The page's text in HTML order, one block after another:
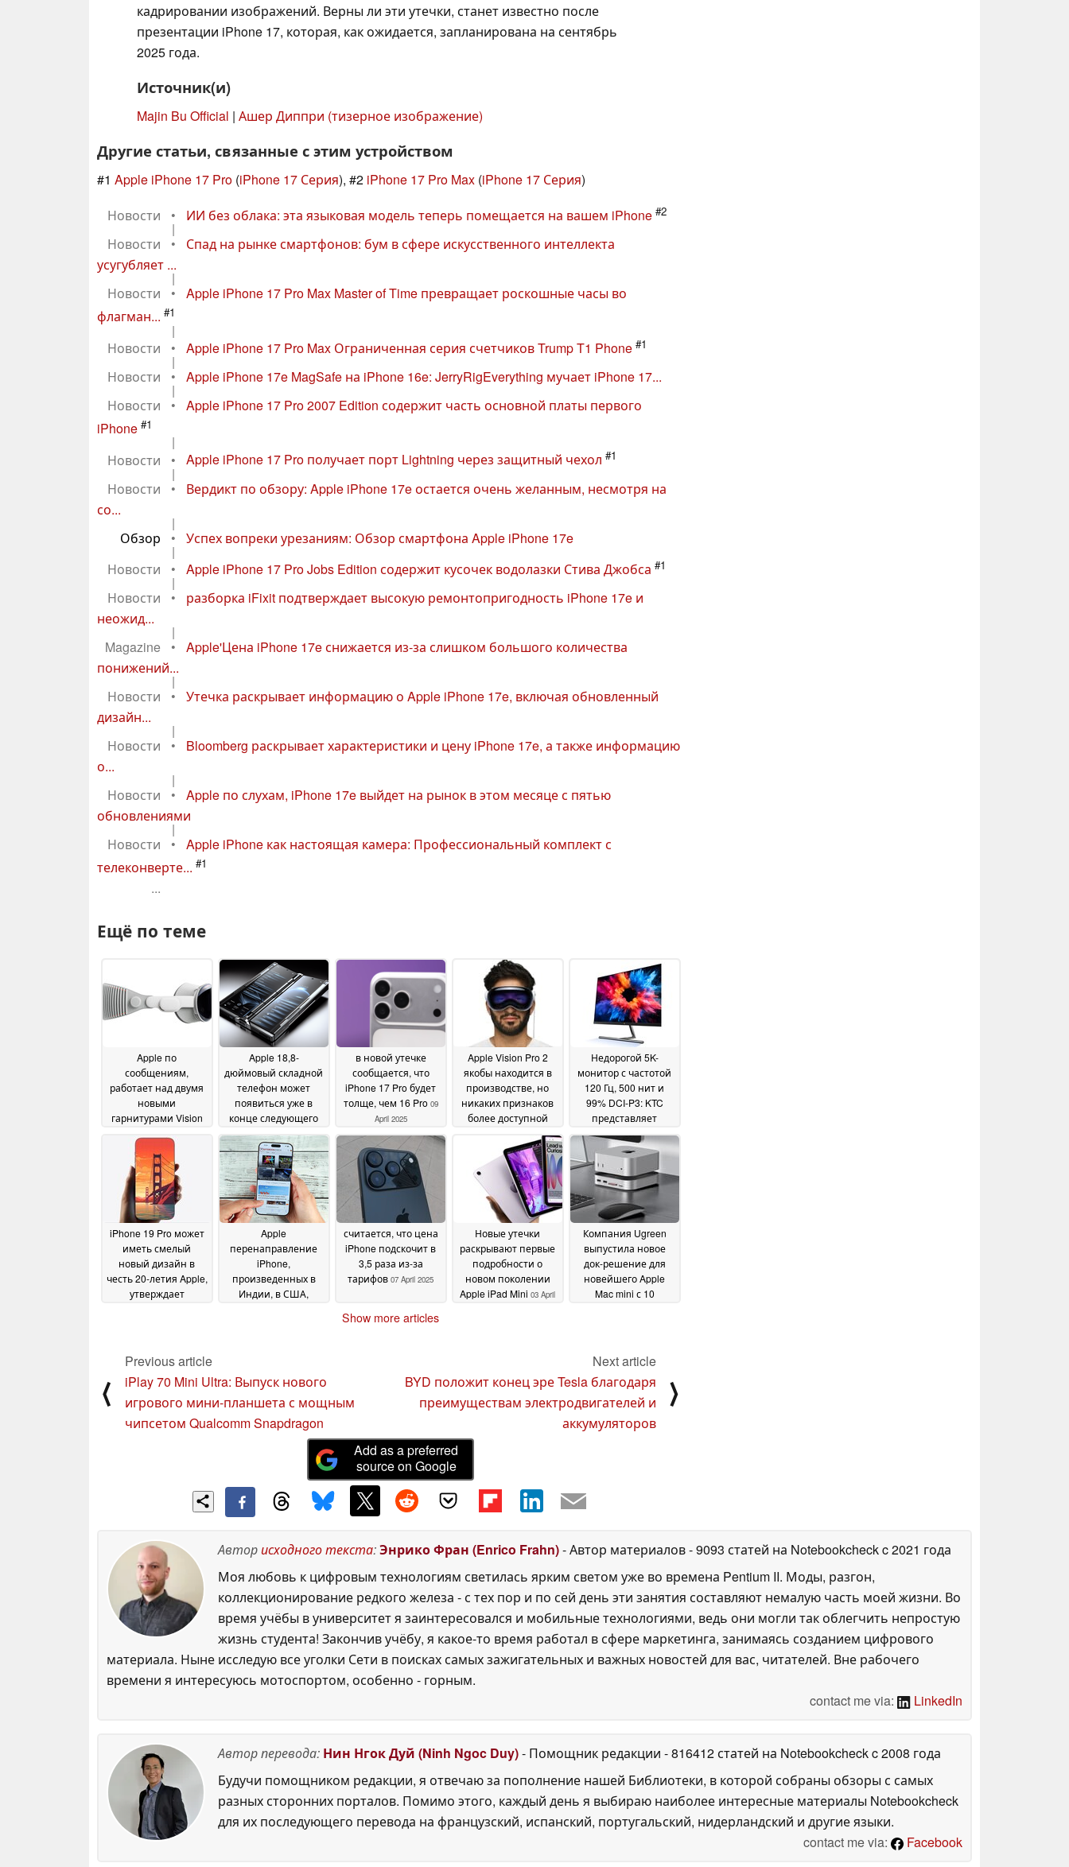
кадрировании изображений. Верны ли эти утечки, станет известно после
презентации iPhone 17, которая, как ожидается, запланирована на сентябрь
2025 года.
Источник(и)
Majin Bu Official | Ашер Диппри (тизерное изображение)
Другие статьи, связанные с этим устройством
#1 Apple iPhone 17 Pro (iPhone 17 Серия), #2 iPhone 17 Pro Max (iPhone 17 Серия)
Новости
• ИИ без облака: эта языковая модель теперь помещается на вашем iPhone #2
|
Новости
•
Спад на рынке смартфонов: бум в сфере искусственного интеллекта
усугубляет ...
|
Новости
•
Apple iPhone 17 Pro Max Master of Time превращает роскошные часы во
флагман... #1
|
Новости
• Apple iPhone 17 Pro Max Ограниченная серия счетчиков Trump T1 Phone #1
|
Новости
• Apple iPhone 17e MagSafe на iPhone 16e: JerryRigEverything мучает iPhone 17...
|
Новости
•
Apple iPhone 17 Pro 2007 Edition содержит часть основной платы первого
iPhone #1
|
Новости
• Apple iPhone 17 Pro получает порт Lightning через защитный чехол #1
|
Новости
•
Вердикт по обзору: Apple iPhone 17e остается очень желанным, несмотря на
со...
|
Обзор
• Успех вопреки урезаниям: Обзор смартфона Apple iPhone 17e
|
Новости
• Apple iPhone 17 Pro Jobs Edition содержит кусочек водолазки Стива Джобса #1
|
Новости
•
разборка iFixit подтверждает высокую ремонтопригодность iPhone 17e и
неожид...
|
Magazine
•
Apple'Цена iPhone 17e снижается из-за слишком большого количества
понижений...
|
Новости
•
Утечка раскрывает информацию о Apple iPhone 17e, включая обновленный
дизайн...
|
Новости
•
Bloomberg раскрывает характеристики и цену iPhone 17e, а также информацию
о...
|
Новости
•
Apple по слухам, iPhone 17e выйдет на рынок в этом месяце с пятью
обновлениями
|
Новости
•
Apple iPhone как настоящая камера: Профессиональный комплект с
телеконверте... #1
...
Ещё по теме
Apple по
сообщениям,
работает над двумя
новыми
гарнитурами Vision
Apple 18,8-
дюймовый складной
телефон может
появиться уже в
конце следующего
года11 April 2025
в новой утечке
сообщается, что
iPhone 17 Pro будет
толще, чем 16 Pro 09
April 2025
Apple Vision Pro 2
якобы находится в
производстве, но
никаких признаков
более доступной
AR/VR-гарнитуры
09 April 2025
Недорогой 5K-
монитор с частотой
120 Гц, 500 нит и
99% DCI-P3: KTC
представляет
альтернативу Apple
Studio Display08 April
iPhone 19 Pro может
иметь смелый
новый дизайн в
честь 20-летия Apple,
утверждает
Apple
перенаправление
iPhone,
произведенных в
Индии, в США,
повышения цен08
April 2025
считается, что цена
iPhone подскочит в
3,5 раза из-за
тарифов 07 April 2025
Новые утечки
раскрывают первые
подробности о
новом поколении
Apple iPad Mini 03 April
Компания Ugreen
выпустила новое
док-решение для
новейшего Apple
Mac mini с 10
Show more articles
⟨
Previous article
iPlay 70 Mini Ultra: Выпуск нового
игрового мини-планшета с мощным
чипсетом Qualcomm Snapdragon
Next article
BYD положит конец эре Tesla благодаря
преимуществам электродвигателей и
аккумуляторов
⟩
Add as a preferred
source on Google
Авторисходного текста:Энрико Фран (Enrico Frahn)- Автор материалов- 9093 статей на Notebookcheckc 2021 года
Моя любовь к цифровым технологиям светилась ярким светом уже во времена Pentium II. Моды, разгон,
коллекционирование редкого железа - с тех пор и по сей день эти занятия составляют немалую часть моей жизни. Во
время учёбы в университет я заинтересовался и мобильные технологиями, ведь они могли так облегчить непростую
жизнь студента! Закончив учёбу, я какое-то время работал в сфере маркетинга, занимаясь созданием цифрового
материала. Ныне исследую все уголки Сети в поисках самых зажигательных и важных новостей для вас, читателей. Вне рабочего
времени я интересуюсь мотоспортом, особенно - горным.
contact me via:
LinkedIn
Автор перевода: Нин Нгок Дуй (Ninh Ngoc Duy)- Помощник редакции - 816412 статей на Notebookcheckc 2008 года
Будучи помощником редакции, я отвечаю за пополнение нашей Библиотеки, в которой собраны обзоры с самых
разных сторонних порталов. Помимо этого, каждый день я выбираю наиболее интересные материалы Notebookcheck
для их последующего перевода на французский, испанский, португальский, нидерландский и другие языки.
contact me via:
Facebook